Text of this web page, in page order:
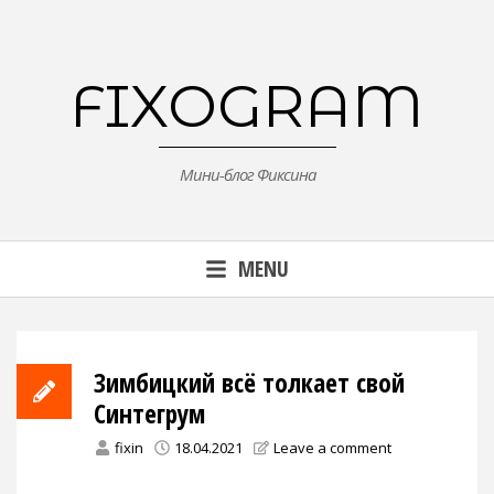
FIXOGRAM
Мини-блог Фиксина
MENU
Зимбицкий всё толкает свой
Синтегрум
fixin 18.04.2021 Leave a comment